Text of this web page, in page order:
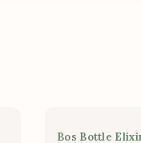
Bos Bottle